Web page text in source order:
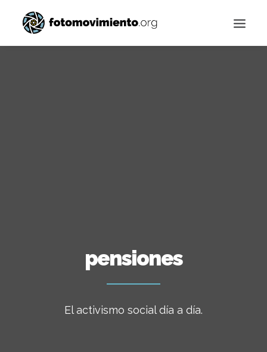
pensiones
El activismo social día a día.